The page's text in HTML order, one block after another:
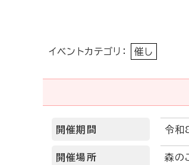
イベントカテゴリ： 催し
開催期間 令和
開催場所 森の